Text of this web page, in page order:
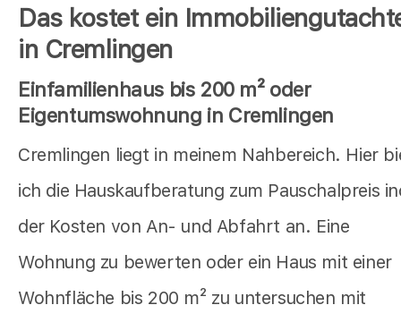
Das kostet ein
in Cremlingen
Einfamilienhaus bis 200 m² oder
Eigentumswohnung in Cremlingen
Cremlingen liegt in meinem Nahbereich. Hier
ich die Hauskaufberatung zum Pauschalpreis
der Kosten von An- und Abfahrt an. Eine
Wohnung zu bewerten oder ein Haus mit einer
Wohnfläche bis 200 m² zu untersuchen mit